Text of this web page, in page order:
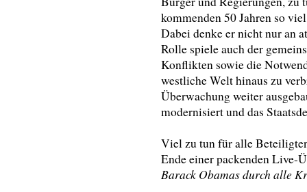
kommenden 50 Jahren so
Dabei denke er nicht nur an
Rolle spiele auch der
Konflikten sowie die
westliche Welt hinaus zu
Überwachung weiter
modernisiert und das
Viel zu tun für alle
Ende einer packenden Live-
Barack Obamas durch alle